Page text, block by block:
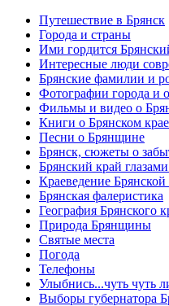
Путешествие в Брянск
Города и страны
Ими гордится
Интересные люди
Брянские фамилии и
Фотографии города и
Фильмы и видео о
Книги о Брянском крае
Песни о Брянщине
Брянск, сюжеты о
Брянский край
Краеведение Брянской
Брянская фалеристика
География Брянского
Природа Брянщины
Святые места
Погода
Телефоны
Улыбнись...чуть чуть
Выборы губернатора